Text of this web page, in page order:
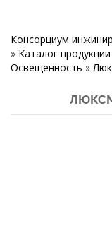
Консорциум
» Каталог продукции
Освещенность »